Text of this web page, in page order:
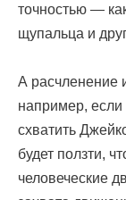
точностью —
щупальца и
А расчленение
например,
схватить
будет ползти,
человеческие